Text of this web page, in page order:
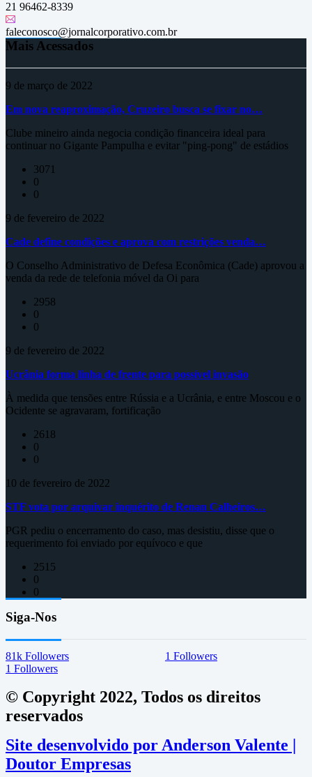
21 96462-8339
faleconosco@jornalcorporativo.com.br
Mais Acessados
9 de março de 2022
Em nova reaproximação, Cruzeiro busca se fixar no…
Clube mineiro ainda negocia condição financeira ideal para
continuar no Gigante Pampulha e evitar "ping-pong" de estádios
3071
0
0
9 de fevereiro de 2022
Cade define condições e aprova com restrições venda…
O Conselho Administrativo de Defesa Econômica (Cade) aprovou a
venda da rede de telefonia móvel da Oi para
2958
0
0
9 de fevereiro de 2022
Ucrânia forma linha de frente para possível invasão
À medida que tensões entre Rússia e a Ucrânia, e entre Moscou e o
Ocidente se agravaram, fortificação
2618
0
0
10 de fevereiro de 2022
STF vota por arquivar inquérito de Renan Calheiros…
PGR pediu o encerramento do caso, mas desistiu, disse que o
requerimento foi enviado por equívoco e que
2515
0
0
Siga-Nos
81k Followers 1 Followers
1 Followers
© Copyright 2022, Todos os direitos
reservados
Site desenvolvido por Anderson Valente |
Doutor Empresas